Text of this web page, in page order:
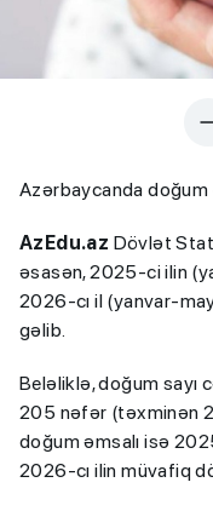
Azərbaycanda
AzEdu.az Dövlət
əsasən, 2025-ci ilin
2026-cı il (yanvar-
gəlib.
Beləliklə, doğum sayı
205 nəfər (təxminən
doğum əmsalı isə
2026-cı ilin müvafiq